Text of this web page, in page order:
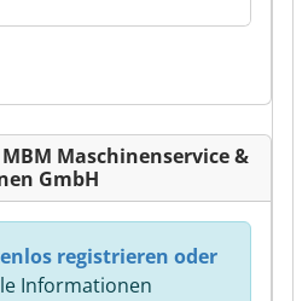
Maschinenservice &
GmbH
registrieren oder
Informationen